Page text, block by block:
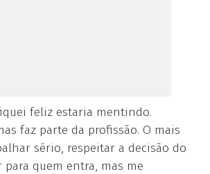
feliz estaria mentindo.
faz parte da profissão. O mais
sério, respeitar a decisão do
quem entra, mas me